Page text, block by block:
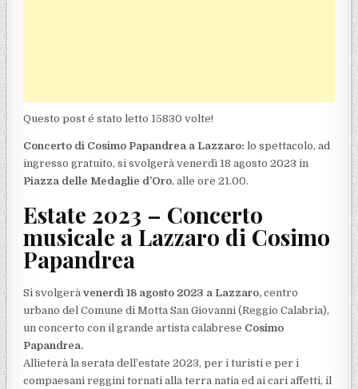
Questo post é stato letto 15830 volte!
Concerto di Cosimo Papandrea a Lazzaro: lo spettacolo, ad
ingresso gratuito, si svolgerà venerdì 18 agosto 2023 in
Piazza delle Medaglie d’Oro, alle ore 21.00.
Estate 2023 – Concerto
musicale a Lazzaro di Cosimo
Papandrea
Si svolgeràvenerdì 18 agosto 2023 a Lazzaro, centro
urbano del Comune di Motta San Giovanni (Reggio Calabria),
un concerto con il grande artista calabrese Cosimo
Papandrea.
Allieterà la serata dell’estate 2023, per i turisti e per i
compaesani reggini tornati alla terra natia ed ai cari affetti, il